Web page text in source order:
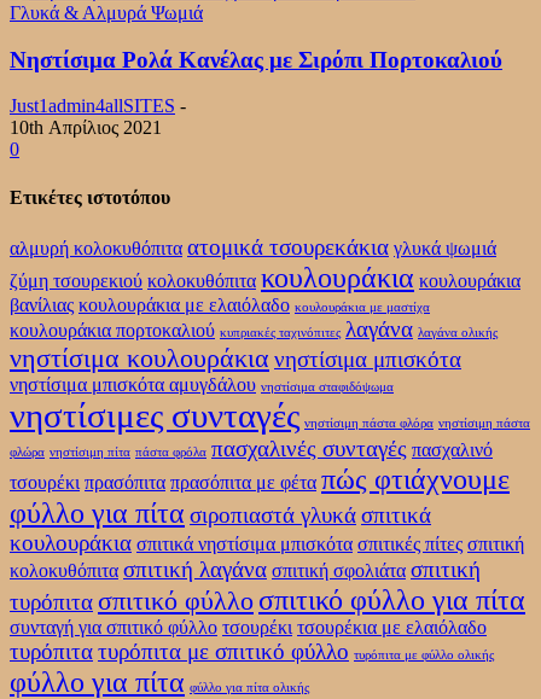
Γλυκά & Αλμυρά Ψωμιά
Νηστίσιμα Ρολά Κανέλας με Σιρόπι Πορτοκαλιού
Just1admin4allSITES -
10th Απρίλιος 2021
0
Ετικέτες ιστοτόπου
αλμυρή κολοκυθόπιτα ατομικά τσουρεκάκια γλυκά ψωμιά
ζύμη τσουρεκιού κολοκυθόπιτα κουλουράκια κουλουράκια
βανίλιας κουλουράκια με ελαιόλαδο κουλουράκια με μαστίχα
κουλουράκια πορτοκαλιού κυπριακές ταχινόπιτες λαγάνα λαγάνα ολικής
νηστίσιμα κουλουράκια νηστίσιμα μπισκότα
νηστίσιμα μπισκότα αμυγδάλου νηστίσιμα σταφιδόψωμα
νηστίσιμες συνταγές νηστίσιμη πάστα φλόρα νηστίσιμη πάστα
φλώρα νηστίσιμη πίτα πάστα φρόλα πασχαλινές συνταγές πασχαλινό
τσουρέκι πρασόπιτα πρασόπιτα με φέτα πώς φτιάχνουμε
φύλλο για πίτα σιροπιαστά γλυκάσπιτικά
κουλουράκια σπιτικά νηστίσιμα μπισκότα σπιτικές πίτες σπιτική
κολοκυθόπιτα σπιτική λαγάνα σπιτική σφολιάτα σπιτική
τυρόπιτασπιτικό φύλλο σπιτικό φύλλο για πίτα
συνταγή για σπιτικό φύλλο τσουρέκι τσουρέκια με ελαιόλαδο
τυρόπιτατυρόπιτα με σπιτικό φύλλο τυρόπιτα με φύλλο ολικής
φύλλο για πίτα φύλλο για πίτα ολικής